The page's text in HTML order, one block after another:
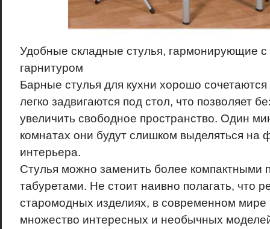
Удобные складные стулья, гармонирующие
гарнитуром
Барные стулья для кухни хорошо сочетаются
легко задвигаются под стол, что позволяет
увеличить свободное пространство. Один
комнатах они будут слишком выделяться на
интерьера.
Стулья можно заменить более компактными
табуретами. Не стоит наивно полагать, что
старомодных изделиях, в современном мире
множество интересных и необычных